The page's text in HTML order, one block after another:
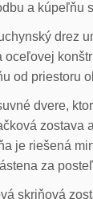
a kúpeľňu
drez
oceľovej
od priestoru
dvere,
zostava
je riešená
za
skriňová